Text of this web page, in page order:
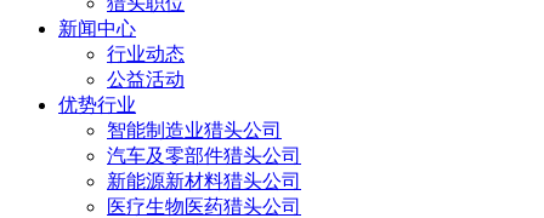
新闻中心
行业动态
公益活动
优势行业
智能制造业猎头公司
汽车及零部件猎头公司
新能源新材料猎头公司
医疗生物医药猎头公司